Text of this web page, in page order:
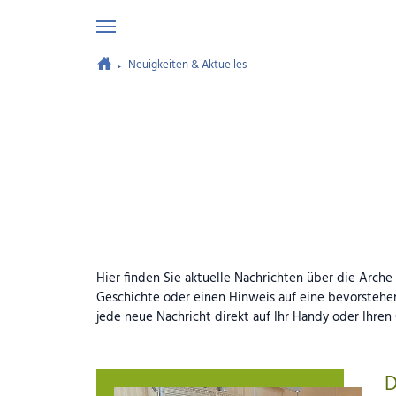
Neuigkeiten & Aktuelles
Hier finden Sie aktuelle Nachrichten über die
Geschichte oder einen Hinweis auf eine
jede neue Nachricht direkt auf Ihr Handy oder Ihren